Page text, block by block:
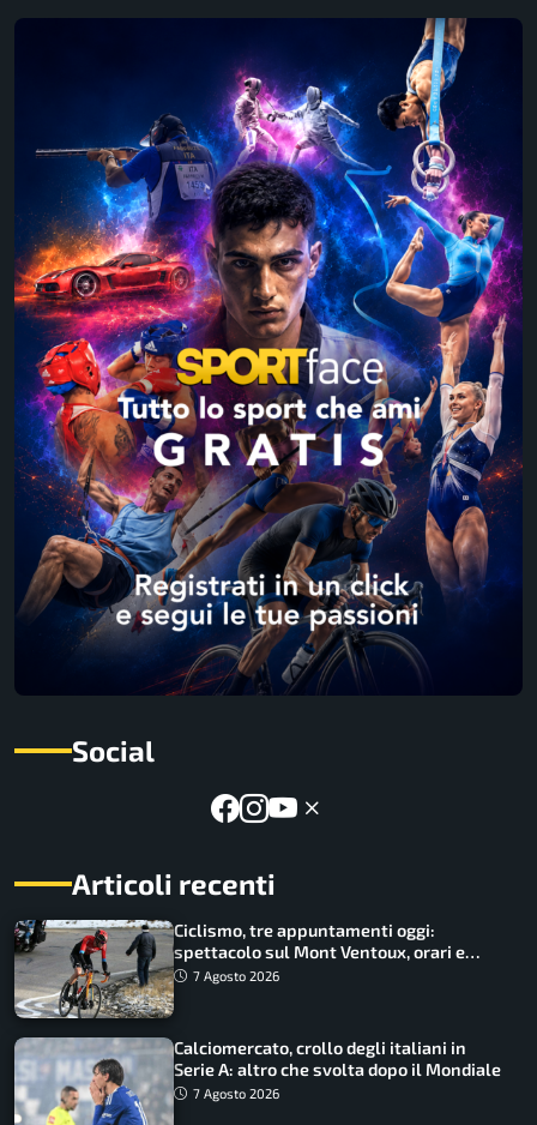
Social
Articoli recenti
Ciclismo, tre appuntamenti oggi:
spettacolo sul Mont Ventoux, orari e
come vederli
7 Agosto 2026
Calciomercato, crollo degli italiani in
Serie A: altro che svolta dopo il Mondiale
7 Agosto 2026